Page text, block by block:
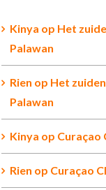
Kinya op Het
Palawan
Rien op Het
Palawan
Kinya op Curaçao
Rien op Curaçao